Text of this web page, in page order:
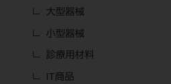
大型器械
小型器械
診療用材料
IT商品